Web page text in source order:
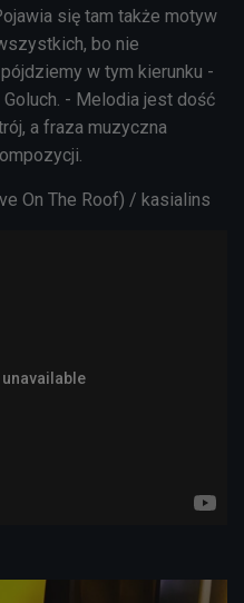
się tam także motyw
bo nie
w tym kierunku -
- Melodia jest dość
a fraza muzyczna
On The Roof) / kasialins